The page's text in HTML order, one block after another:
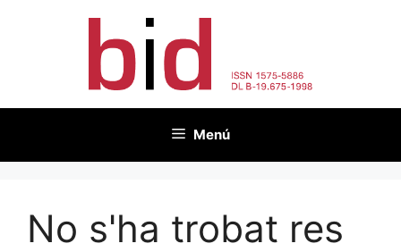
Menú
No s'ha trobat res